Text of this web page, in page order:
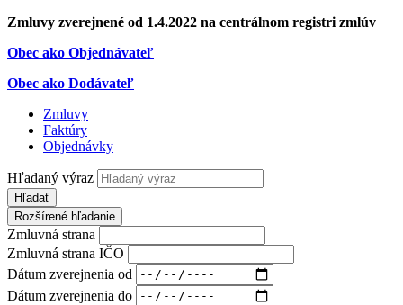
Zmluvy zverejnené od 1.4.2022 na centrálnom registri zmlúv
Obec ako Objednávateľ
Obec ako Dodávateľ
Zmluvy
Faktúry
Objednávky
Hľadaný výraz
Hľadať
Rozšírené hľadanie
Zmluvná strana
Zmluvná strana IČO
Dátum zverejnenia od
Dátum zverejnenia do